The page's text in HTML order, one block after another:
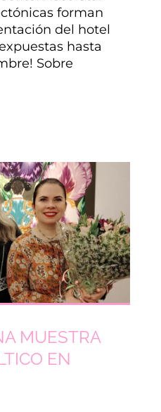
forman
del hotel
hasta
Sobre
MUESTRA
EN